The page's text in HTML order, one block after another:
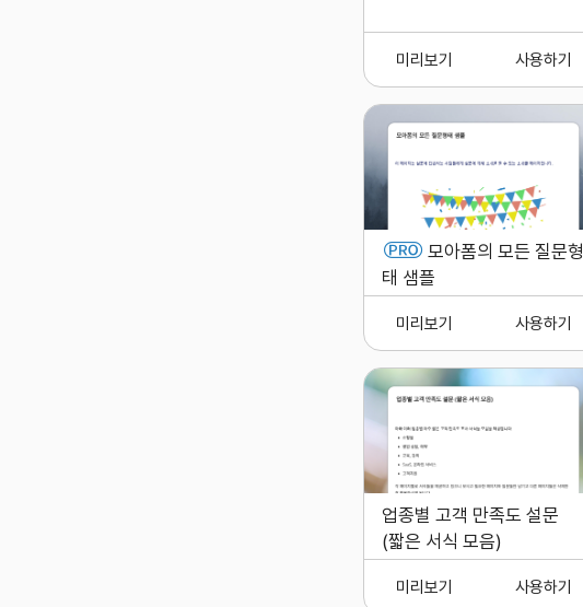
미리보기 사용하기
모아폼의 모든 질문형
태 샘플
미리보기 사용하기
업종별 고객 만족도 설문
(짧은 서식 모음)
미리보기 사용하기